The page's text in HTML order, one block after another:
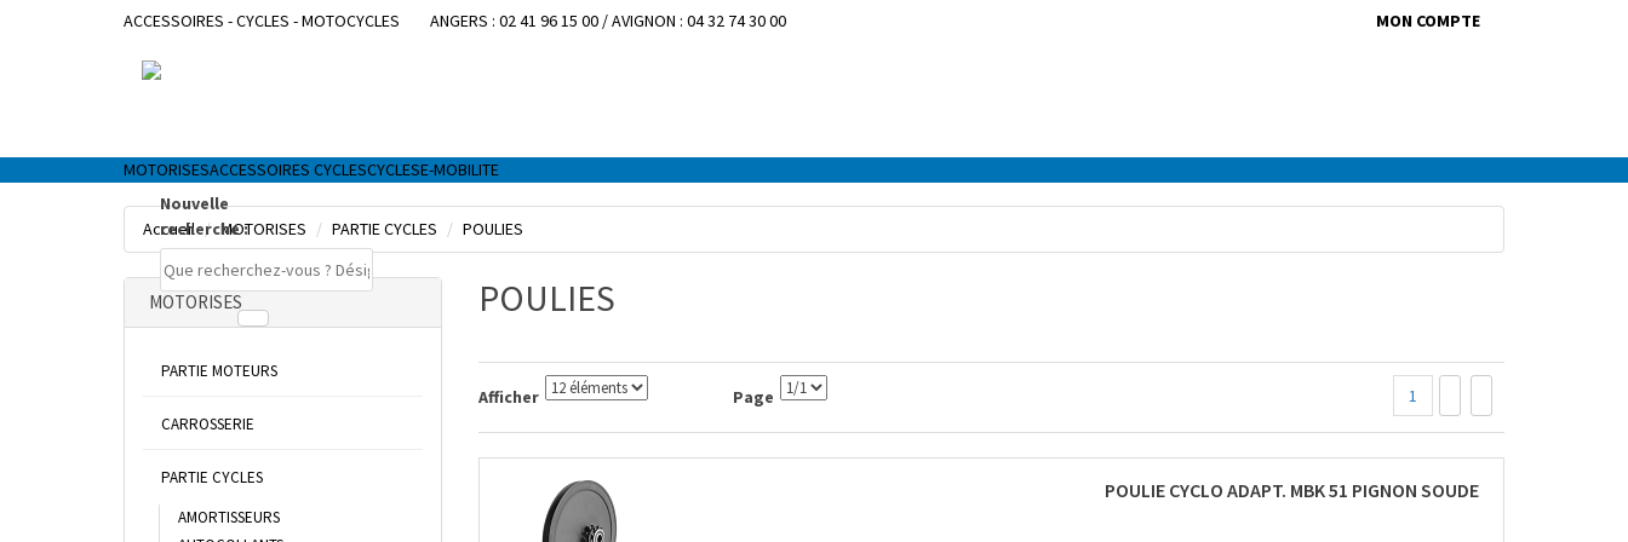
ACCESSOIRES - CYCLES - MOTOCYCLES ANGERS : 02 41 96 15 00 / AVIGNON : 04 32 74 30 00 MON COMPTE
Nouvelle
recherche :
MOTORISESACCESSOIRES CYCLESCYCLESE-MOBILITE
Accueil MOTORISES PARTIE CYCLES POULIES
MOTORISES
PARTIE MOTEURS
CARROSSERIE
PARTIE CYCLES
AMORTISSEURS
POULIES
Afficher Page 1
POULIE CYCLO ADAPT. MBK 51 PIGNON SOUDE